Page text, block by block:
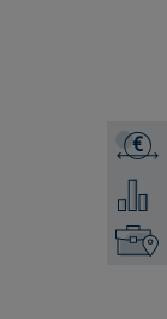
€
Pridėti